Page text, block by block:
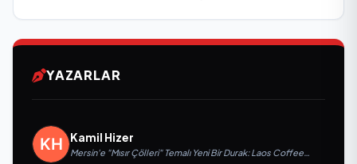
YAZARLAR
Kamil Hizer
Mersin'e "Mısır Çölleri" Temalı Yeni Bir Durak: Laos Coffee